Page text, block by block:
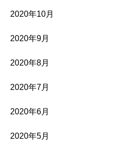
2020年10月
2020年9月
2020年8月
2020年7月
2020年6月
2020年5月